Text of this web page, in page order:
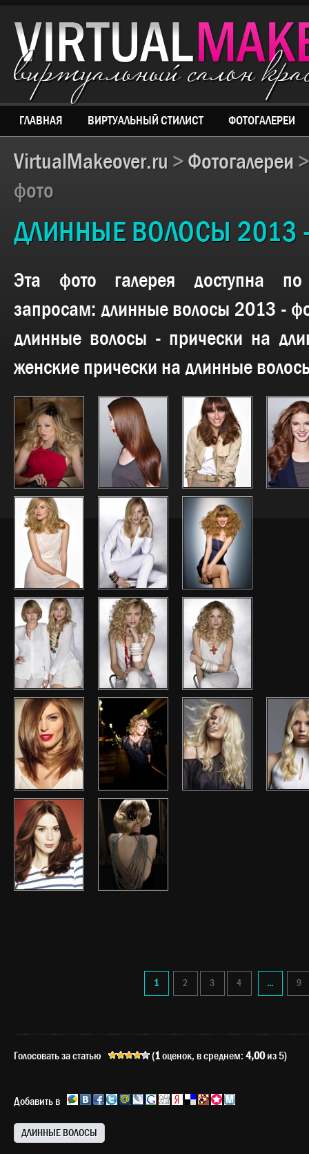
виртуальный салон
ГЛАВНАЯ ВИРТУАЛЬНЫЙ СТИЛИСТ ФОТОГАЛЕРЕИ
VirtualMakeover.ru > Фотогалереи
фото
ДЛИННЫЕ ВОЛОСЫ 2013
Эта фото галерея доступна
запросам: длинные волосы 2013 -
длинные волосы - прически на
женские прически на длинные
1 2 3 4 ... 9
Голосовать за статью (1оценок, в среднем: 4,00из 5)
Добавить в
ДЛИННЫЕ ВОЛОСЫ